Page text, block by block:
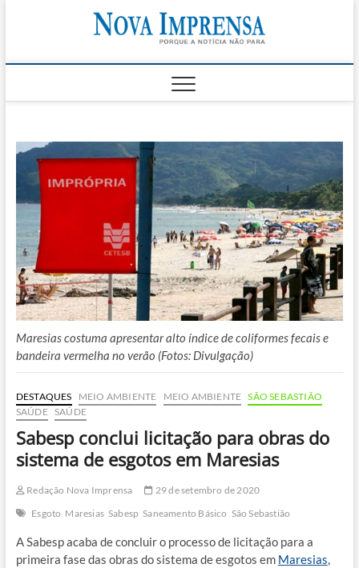
SÃO SEBASTIÃO,
Maresias costuma apresentar alto índice de coliformes fecais e
bandeira vermelha no verão (Fotos: Divulgação)
DESTAQUES MEIO AMBIENTE MEIO AMBIENTE SÃO SEBASTIÃO
SAÚDE SAÚDE
Sabesp conclui licitação para obras do
sistema de esgotos em Maresias
Redação Nova Imprensa
29 de setembro de 2020
Esgoto Maresias Sabesp Saneamento Básico São Sebastião
A Sabesp acaba de concluir o processo de licitação para a
primeira fase das obras do sistema de esgotos em Maresias,